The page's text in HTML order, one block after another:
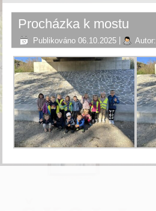
Procházka k mostu
Publikováno 06.10.2025 Autor: